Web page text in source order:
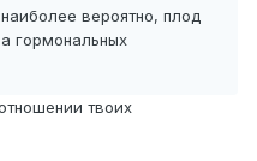
вероятно, плод
гормональных
твоих